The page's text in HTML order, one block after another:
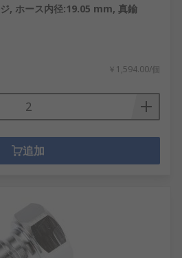
, ホース内径:19.05 mm, 真鍮
￥1,594.00/個
追加